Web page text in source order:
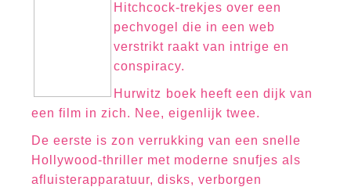
Hitchcock-trekjes over een
pechvogel die in een web
verstrikt raakt van intrige en
conspiracy.
Hurwitz boek heeft een dijk van
een film in zich. Nee, eigenlijk twee.
De eerste is zon verrukking van een snelle
Hollywood-thriller met moderne snufjes als
afluisterapparatuur, disks, verborgen